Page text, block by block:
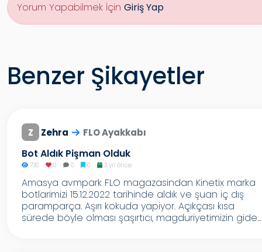
Yorum Yapabilmek İçin Giriş Yap
Benzer Şikayetler
Z Zehra FLO Ayakkabı
Bot Aldık Pişman Olduk
730 0 0 0 3 yıl önce
Amasya avmpark FLO magazasindan Kinetix marka
botlarimizi 15.12.2022 tarihinde aldık ve şuan iç dış
paramparça. Aşırı kokuda yapiyor. Açıkçası kısa
sürede böyle olması şaşırtıcı, magduriyetimizin gide...